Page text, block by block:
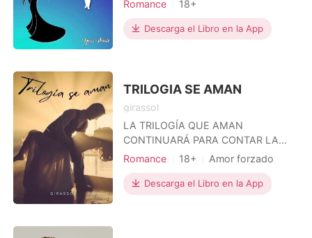
presentársela a su ambicioso e
inescrupuloso tío Oswald, quien
su prometida en una importante
reunión que se efec
Romance
18+
Matromonio arreglado
Traición
CEO
Genios
Descarga el Libro en la App
TRILOGIA SE AMAN
girassol
LA TRILOGÍA QUE AMAN
CONTINUARÁ PARA CONTAR LA
HISTORIA DEL AMOR DE LOS
MI ) LUIS Y NARA, RICHARD Y ANA,
ALVARO Y JAMILE. ● LUÍS Y NARA
Romance 18+
Amor forzado
Amor a primera vista
Bebé
CEO
Encantadora
Descarga el Libro en la App